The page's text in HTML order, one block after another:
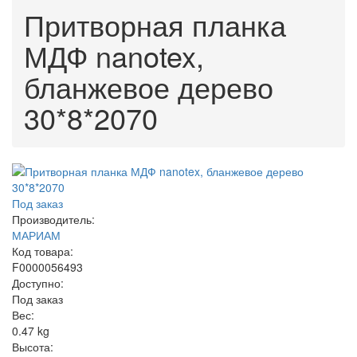
Притворная планка
МДФ nanotex,
бланжевое дерево
30*8*2070
Под заказ
Производитель:
МАРИАМ
Код товара:
F0000056493
Доступно:
Под заказ
Вес:
0.47 kg
Высота: